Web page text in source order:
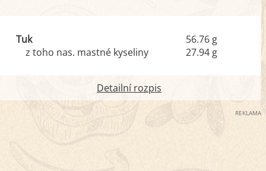
Tuk
z toho nas. mastné kyseliny
56.76 g
27.94 g
Detailní rozpis
REKLAMA